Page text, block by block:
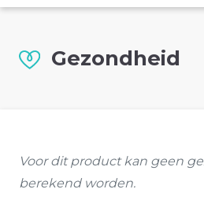
Gezondheid
Voor dit product kan geen
berekend worden.